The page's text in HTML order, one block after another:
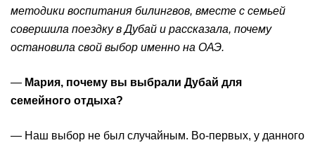
методики воспитания билингвов, вместе с семьей
совершила поездку в Дубай и рассказала, почему
остановила свой выбор именно на ОАЭ.
— Мария, почему вы выбрали Дубай для
семейного отдыха?
— Наш выбор не был случайным. Во-первых, у данного